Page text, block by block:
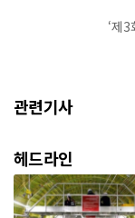
‘제
관련기사
헤드라인